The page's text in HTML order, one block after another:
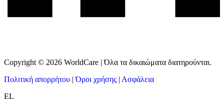
Copyright © 2026 WorldCare | Όλα τα δικαιώματα διατηρούνται.
Πολιτική απορρήτου |Όροι χρήσης | Ασφάλεια
EL